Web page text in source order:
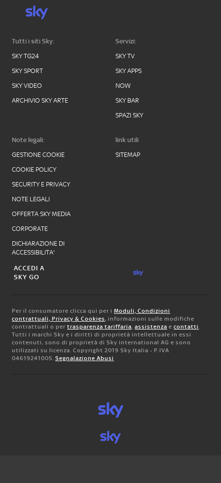
Tutti i siti Sky:
SKY TG24
SKY SPORT
SKY VIDEO
ARCHIVIO SKY ARTE
Servizi:
SKY TV
SKY APPS
NOW
SKY BAR
SPAZI SKY
Note legali:
GESTIONE COOKIE
COOKIE POLICY
SECURITY E PRIVACY
NOTE LEGALI
OFFERTA SKY MEDIA
CORPORATE
DICHIARAZIONE DI
ACCESSIBILITA'
link utili
SITEMAP
ACCEDI A
SKY GO
Per il consumatore clicca qui per i Moduli, Condizioni
contrattuali, Privacy & Cookies, informazioni sulle modifiche
contrattuali o per trasparenza tariffaria, assistenza e contatti.
Tutti i marchi Sky e i diritti di proprietà intellettuale in essi
contenuti, sono di proprietà di Sky international AG e sono
utilizzati su licenza. Copyright 2019 Sky Italia - P.IVA
04619241005. Segnalazione Abusi